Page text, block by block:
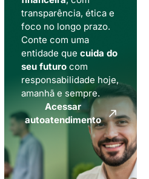
transparência, ética e
foco no longo prazo.
Conte com uma
entidade que cuida do
seu futurocom
responsabilidade hoje,
amanhã e sempre.
Acessar
autoatendimento